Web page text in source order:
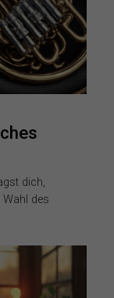
dich,
des